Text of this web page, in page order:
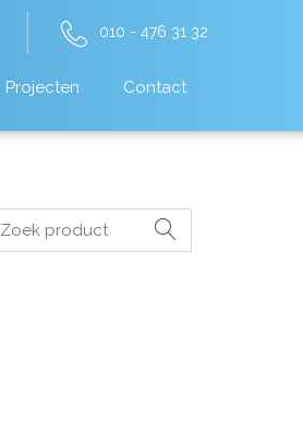
010 - 476 31 32
Projecten Contact
Zoeken